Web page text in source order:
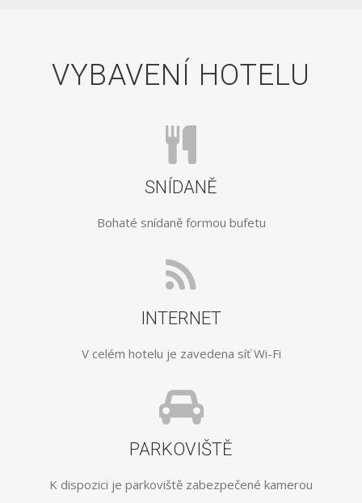
VYBAVENÍ HOTELU
SNÍDANĚ
Bohaté snídaně formou bufetu
INTERNET
V celém hotelu je zavedena síť Wi-Fi
PARKOVIŠTĚ
K dispozici je parkoviště zabezpečené kamerou